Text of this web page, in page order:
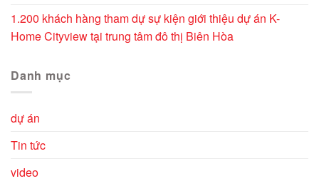
1.200 khách hàng tham dự sự kiện giới thiệu dự án K-
Home Cityview tại trung tâm đô thị Biên Hòa
Danh mục
dự án
Tin tức
video